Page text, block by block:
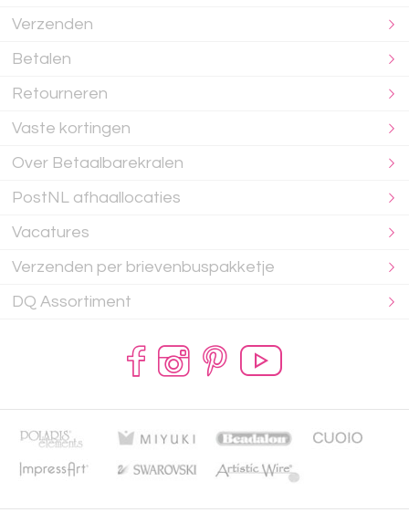
Verzenden
Betalen
Retourneren
Vaste kortingen
Over Betaalbarekralen
PostNL afhaallocaties
Vacatures
Verzenden per brievenbuspakketje
DQ Assortiment